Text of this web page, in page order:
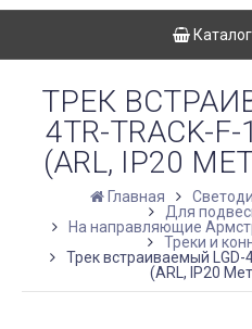
ТРЕК
4TR-TRACK-
(ARL, IP20
Главная
Для
На направляющие
Треки и
Трек встраиваемый LGD-
(ARL, IP20